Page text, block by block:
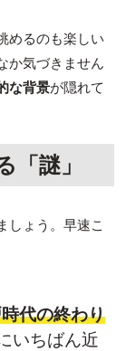
めるのも楽しい
か気づきません
な背景が隠れて
「謎」
しょう。早速こ
代の終わり
いちばん近